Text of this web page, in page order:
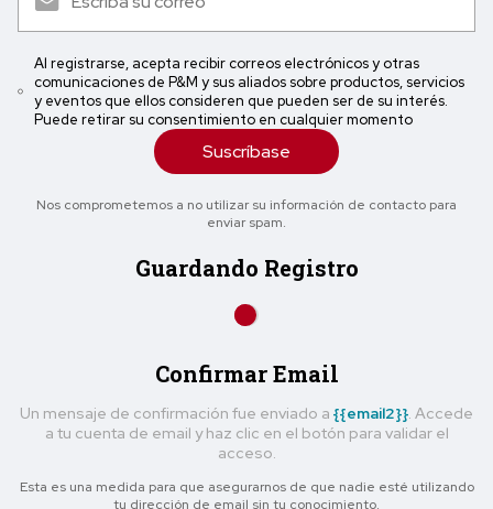
Al registrarse, acepta recibir correos electrónicos y otras
comunicaciones de P&M y sus aliados sobre productos, servicios
y eventos que ellos consideren que pueden ser de su interés.
Puede retirar su consentimiento en cualquier momento
Suscríbase
Nos comprometemos a no utilizar su información de contacto para
enviar spam.
Guardando Registro
Confirmar Email
Un mensaje de confirmación fue enviado a {{email2}} . Accede
a tu cuenta de email y haz clic en el botón para validar el
acceso.
Esta es una medida para que asegurarnos de que nadie esté utilizando
tu dirección de email sin tu conocimiento.